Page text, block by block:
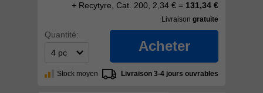
+ Recytyre, Cat. 200, 2,34 € = 131,34 €
Livraison gratuite
Quantité:
Acheter
Stock moyen Livraison 3-4 jours ouvrables